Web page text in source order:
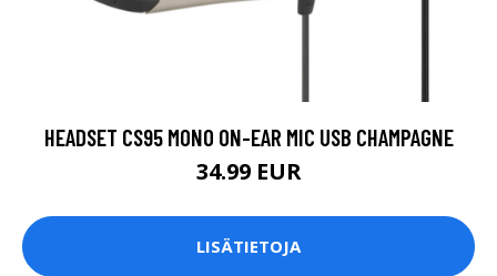
HEADSET CS95 MONO ON-EAR MIC USB CHAMPAGNE
34.99 EUR
LISÄTIETOJA